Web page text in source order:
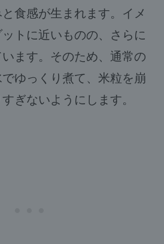
食感が生まれます。イメ
トに近いものの、さらに
ます。そのため、通常の
ゆっくり煮て、米粒を崩
ぎないようにします。